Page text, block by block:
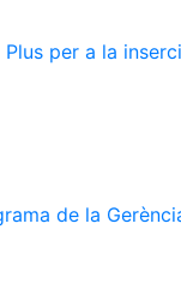
per a la
de la